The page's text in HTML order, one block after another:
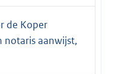
de Koper
notaris aanwijst,